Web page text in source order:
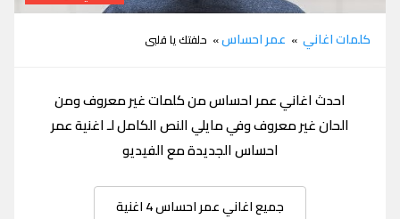
كلمات اغاني » عمر احساس» حلفتك يا قلبى
احدث اغاني عمر احساس من كلمات غير معروف ومن
الحان غير معروف وفي مايلي النص الكامل لـ اغنية عمر
احساس الجديدة مع الفيديو
جميع اغاني عمر احساس 4 اغنية